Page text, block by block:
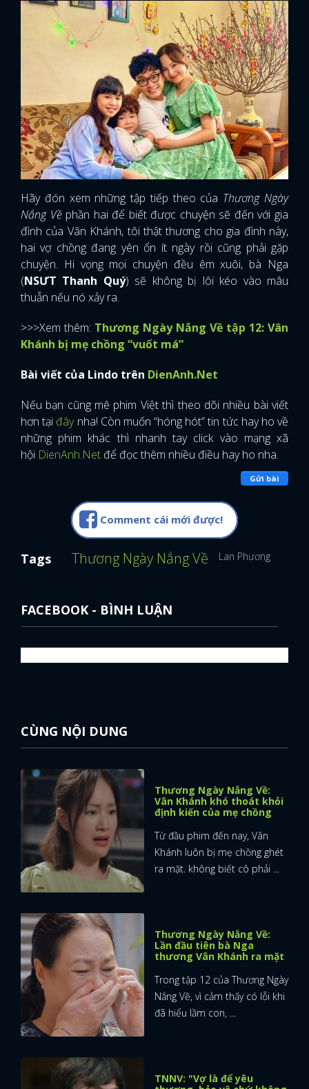
ĐĂNG NHẬP
Hãy đón xem những tập tiếp theo của Thương Ngày
Nắng Vềphần hai để biết được chuyện sẽ đến với gia
đình của Vân Khánh, tôi thật thương cho gia đình này,
hai vợ chồng đang yên ổn ít ngày rồi cũng phải gặp
chuyện. Hi vọng mọi chuyện đều êm xuôi, bà Nga
(NSƯT Thanh Quý) sẽ không bị lôi kéo vào mâu
thuẫn nếu nó xảy ra.
>>>Xem thêm: Thương Ngày Nắng Về tập 12: Vân
Khánh bị mẹ chồng “vuốt má”
Bài viết của Lindo trên DienAnh.Net
Nếu bạn cũng mê phim Việt thì theo dõi nhiều bài viết
hơn tại đâynha! Còn muốn “hóng hót” tin tức hay ho về
những phim khác thì nhanh tay click vào mạng xã
hội DienAnh.Net để đọc thêm nhiều điều hay ho nha.
Gửi bài
Comment cái mới được!
Tags Thương Ngày Nắng Về Lan Phương
FACEBOOK - BÌNH LUẬN
CÙNG NỘI DUNG
Thương Ngày Nắng Về:
Vân Khánh khó thoát khỏi
định kiến của mẹ chồng
Từ đầu phim đến nay, Vân
Khánh luôn bị mẹ chồng ghét
ra mặt. không biết cô phải ...
Thương Ngày Nắng Về:
Lần đầu tiên bà Nga
thương Vân Khánh ra mặt
Trong tập 12 của Thương Ngày
Nắng Về, vì cảm thấy có lỗi khi
đã hiểu lầm con, ...
TNNV: "Vợ là để yêu